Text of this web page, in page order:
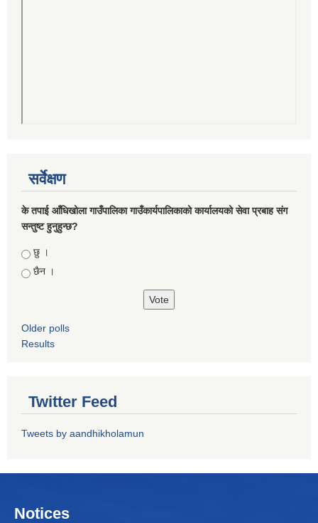
सर्वेक्षण
के तपाई आँधिखोला गाउँपालिका गाउँकार्यपालिकाको कार्यालयको सेवा प्रबाह संग
सन्तुष्ट हुनुहुन्छ?
Choices
छु ।
छैन ।
Older polls
Results
Twitter Feed
Tweets by aandhikholamun
Notices